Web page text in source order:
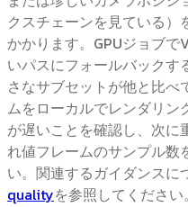
クスチェーンを見ている
かかります。GPUジョブで
いパスにフォールバック
さなサブセットが他と比
ムをローカルでレンダリ
が遅いことを確認し、次に
れ値フレームのサンプル数
い。関連するガイダンスに
qualityを参照してください。